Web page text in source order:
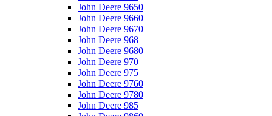
John Deere 9650
John Deere 9660
John Deere 9670
John Deere 968
John Deere 9680
John Deere 970
John Deere 975
John Deere 9760
John Deere 9780
John Deere 985